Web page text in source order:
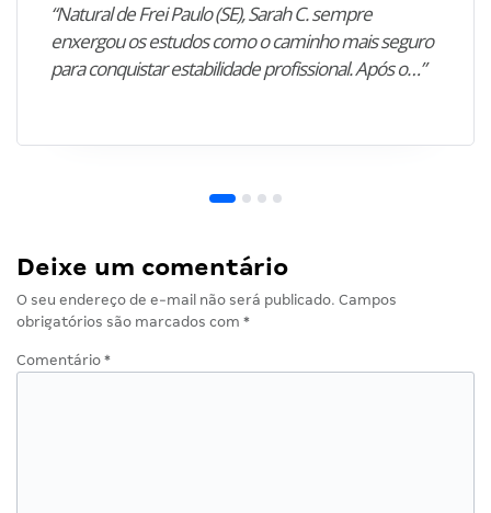
“Natural de Frei Paulo (SE), Sarah C. sempre
enxergou os estudos como o caminho mais seguro
para conquistar estabilidade profissional. Após o…”
Deixe um comentário
O seu endereço de e-mail não será publicado. Campos
obrigatórios são marcados com *
Comentário *